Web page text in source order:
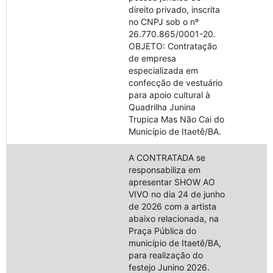
direito privado, inscrita
no CNPJ sob o nº
26.770.865/0001-20.
OBJETO: Contratação
de empresa
especializada em
confecção de vestuário
para apoio cultural à
Quadrilha Junina
Trupica Mas Não Cai do
Município de Itaetê/BA.
A CONTRATADA se
responsabiliza em
apresentar SHOW AO
VIVO no dia 24 de junho
de 2026 com a artista
abaixo relacionada, na
Praça Pública do
município de Itaetê/BA,
para realização do
festejo Junino 2026.